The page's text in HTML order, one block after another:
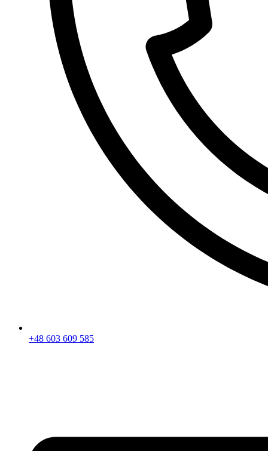
+48 603 609 585